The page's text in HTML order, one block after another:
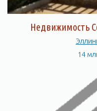
Недвижимость
14